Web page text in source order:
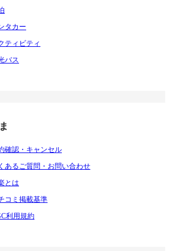
タカー
ティビティ
バス
確認・キャンセル
あるご質問・お問い合わせ
とは
コミ掲載基準
利用規約